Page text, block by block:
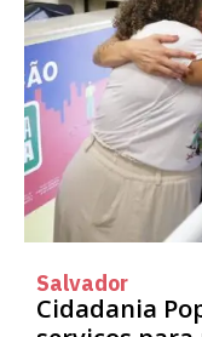
Salvador
Cidadania